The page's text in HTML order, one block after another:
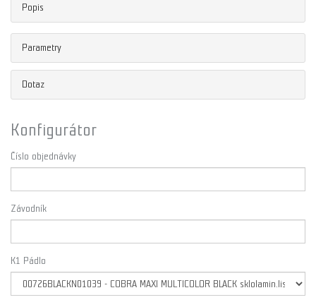
Popis
Parametry
Dotaz
Konfigurátor
Číslo objednávky
Závodník
K1 Pádlo